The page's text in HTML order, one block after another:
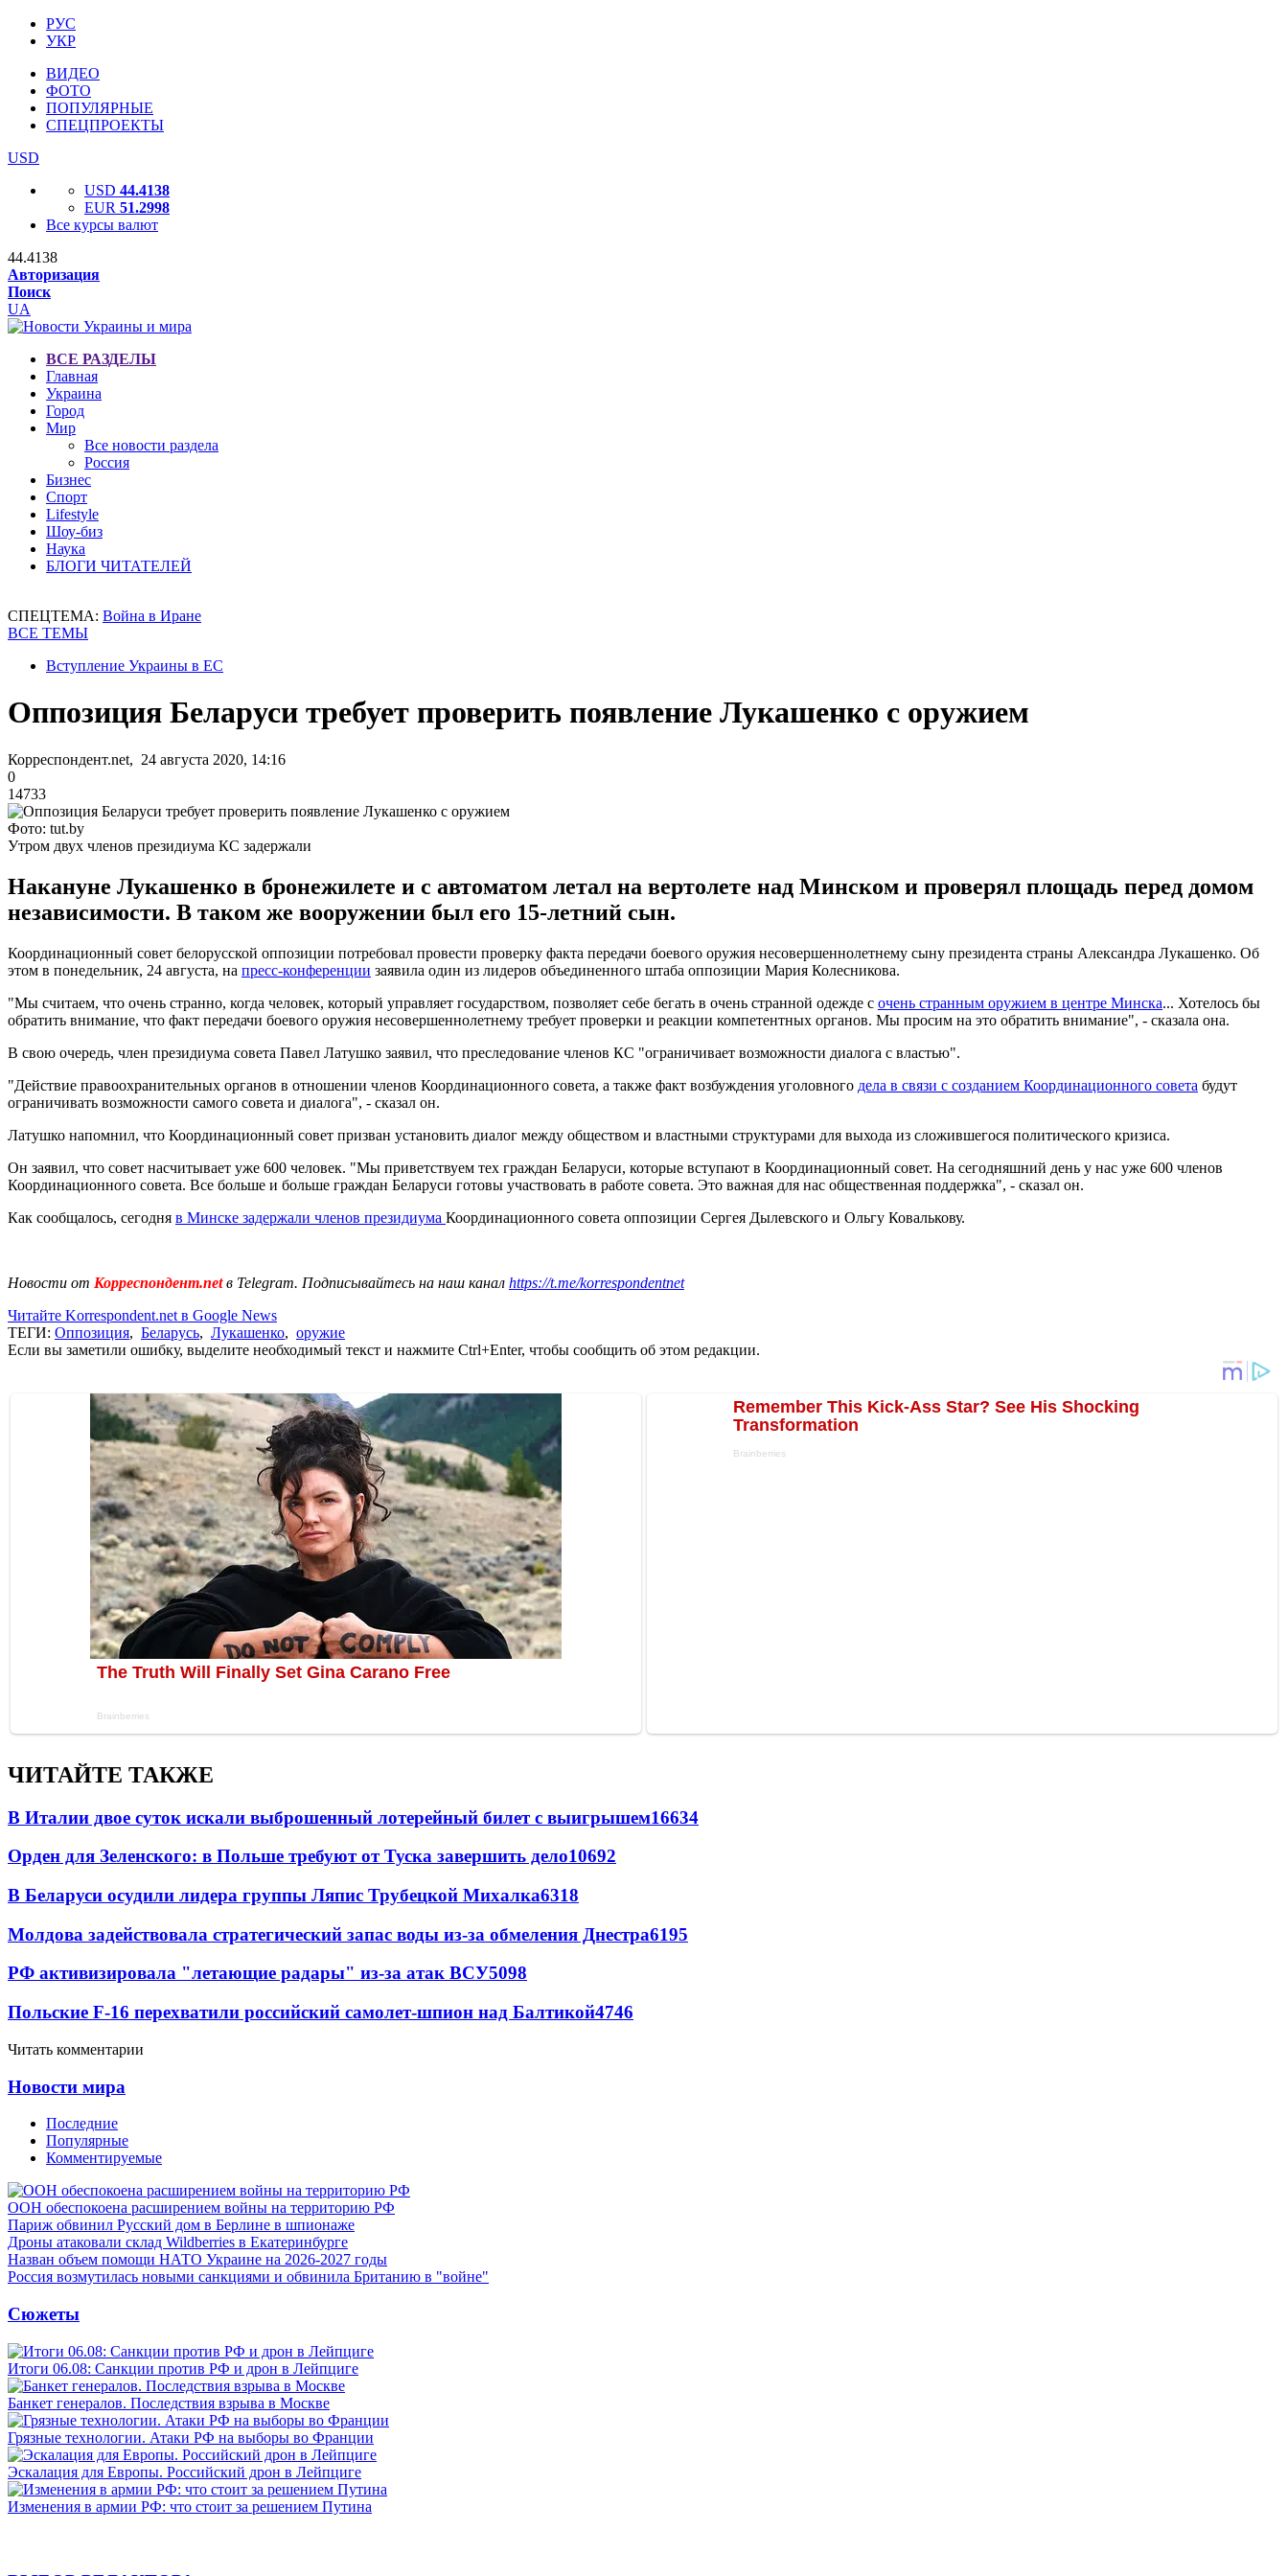
РУС
УКР
ВИДЕО
ФОТО
ПОПУЛЯРНЫЕ
СПЕЦПРОЕКТЫ
USD
USD 44.4138
EUR 51.2998
Все курсы валют
44.4138
Авторизация
Поиск
UA
ВСЕ РАЗДЕЛЫ
Главная
Украина
Город
Мир
Все новости раздела
Россия
Бизнес
Спорт
Lifestyle
Шоу-биз
Наука
БЛОГИ ЧИТАТЕЛЕЙ
СПЕЦТЕМА: Война в Иране
ВСЕ ТЕМЫ
Вступление Украины в ЕС
Оппозиция Беларуси требует проверить появление Лукашенко с оружием
Корреспондент.net, 24 августа 2020, 14:16
0
14733
Фото: tut.by
Утром двух членов президиума КС задержали
Накануне Лукашенко в бронежилете и с автоматом летал на вертолете над Минском и проверял площадь перед домом
независимости. В таком же вооружении был его 15-летний сын.
Координационный совет белорусской оппозиции потребовал провести проверку факта передачи боевого оружия несовершеннолетнему сыну президента страны Александра Лукашенко. Об
этом в понедельник, 24 августа, на пресс-конференции заявила один из лидеров объединенного штаба оппозиции Мария Колесникова.
"Мы считаем, что очень странно, когда человек, который управляет государством, позволяет себе бегать в очень странной одежде с очень странным оружием в центре Минска... Хотелось бы
обратить внимание, что факт передачи боевого оружия несовершеннолетнему требует проверки и реакции компетентных органов. Мы просим на это обратить внимание", - сказала она.
В свою очередь, член президиума совета Павел Латушко заявил, что преследование членов КС "ограничивает возможности диалога с властью".
"Действие правоохранительных органов в отношении членов Координационного совета, а также факт возбуждения уголовного дела в связи с созданием Координационного совета будут
ограничивать возможности самого совета и диалога", - сказал он.
Латушко напомнил, что Координационный совет призван установить диалог между обществом и властными структурами для выхода из сложившегося политического кризиса.
Он заявил, что совет насчитывает уже 600 человек. "Мы приветствуем тех граждан Беларуси, которые вступают в Координационный совет. На сегодняшний день у нас уже 600 членов
Координационного совета. Все больше и больше граждан Беларуси готовы участвовать в работе совета. Это важная для нас общественная поддержка", - сказал он.
Как сообщалось, сегодня в Минске задержали членов президиума Координационного совета оппозиции Сергея Дылевского и Ольгу Ковалькову.
Новости от Корреспондент.netв Telegram. Подписывайтесь на наш канал https://t.me/korrespondentnet
Читайте Korrespondent.net в Google News
ТЕГИ: Оппозиция, Беларусь, Лукашенко, оружие
Если вы заметили ошибку, выделите необходимый текст и нажмите Ctrl+Enter, чтобы сообщить об этом редакции.
ЧИТАЙТЕ ТАКЖЕ
В Италии двое суток искали выброшенный лотерейный билет с выигрышем16634
Орден для Зеленского: в Польше требуют от Туска завершить дело10692
В Беларуси осудили лидера группы Ляпис Трубецкой Михалка6318
Молдова задействовала стратегический запас воды из-за обмеления Днестра6195
РФ активизировала "летающие радары" из-за атак ВСУ5098
Польские F-16 перехватили российский самолет-шпион над Балтикой4746
Читать комментарии
Новости мира
Последние
Популярные
Комментируемые
ООН обеспокоена расширением войны на территорию РФ
Париж обвинил Русский дом в Берлине в шпионаже
Дроны атаковали склад Wildberries в Екатеринбурге
Назван объем помощи НАТО Украине на 2026-2027 годы
Россия возмутилась новыми санкциями и обвинила Британию в "войне"
Сюжеты
Итоги 06.08: Санкции против РФ и дрон в Лейпциге
Банкет генералов. Последствия взрыва в Москве
Грязные технологии. Атаки РФ на выборы во Франции
Эскалация для Европы. Российский дрон в Лейпциге
Изменения в армии РФ: что стоит за решением Путина